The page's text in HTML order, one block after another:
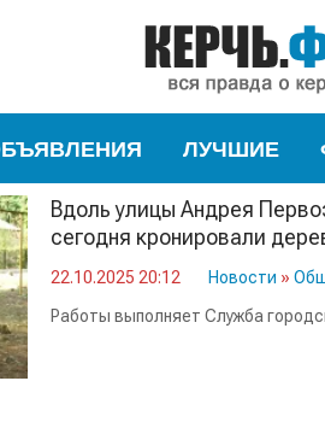
ЛУЧШИЕ
Вдоль улицы Андрея
сегодня кронировали
22.10.2025 20:12 Новости »
Работы выполняет Служба